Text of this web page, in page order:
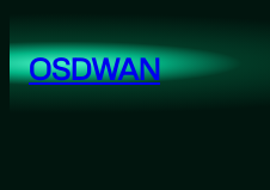
至
内OSDWAN